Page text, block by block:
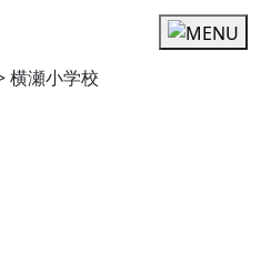
横瀬小学校